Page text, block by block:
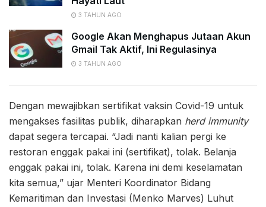
3 TAHUN AGO
Google Akan Menghapus Jutaan Akun
Gmail Tak Aktif, Ini Regulasinya
3 TAHUN AGO
Dengan mewajibkan sertifikat vaksin Covid-19 untuk
mengakses fasilitas publik, diharapkan herd immunity
dapat segera tercapai. “Jadi nanti kalian pergi ke
restoran enggak pakai ini (sertifikat), tolak. Belanja
enggak pakai ini, tolak. Karena ini demi keselamatan
kita semua,” ujar Menteri Koordinator Bidang
Kemaritiman dan Investasi (Menko Marves) Luhut